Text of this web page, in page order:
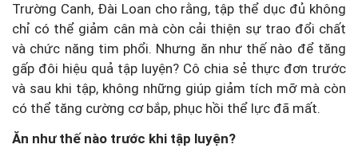
Trường Canh, Đài Loan cho rằng, tập thể dục đủ không
chỉ có thể giảm cân mà còn cải thiện sự trao đổi chất
và chức năng tim phổi. Nhưng ăn như thế nào để tăng
gấp đôi hiệu quả tập luyện? Cô chia sẻ thực đơn trước
và sau khi tập, không những giúp giảm tích mỡ mà còn
có thể tăng cường cơ bắp, phục hồi thể lực đã mất.
Ăn như thế nào trước khi tập luyện?